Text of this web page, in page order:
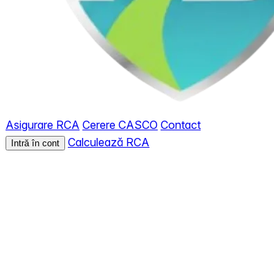
Asigurare RCA Cerere CASCO Contact
Intră în cont Calculează RCA